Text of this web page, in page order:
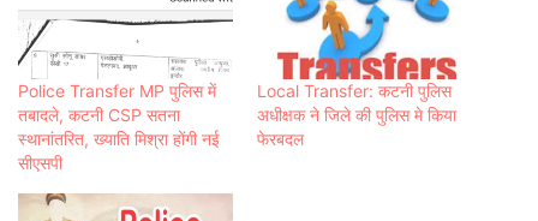
Police Transfer MP पुलिस में
तबादले, कटनी CSP सतना
स्थानांतरित, ख्याति मिश्रा होंगी नई
सीएसपी
Local Transfer: कटनी पुलिस
अधीक्षक ने जिले की पुलिस मे किया
फेरबदल